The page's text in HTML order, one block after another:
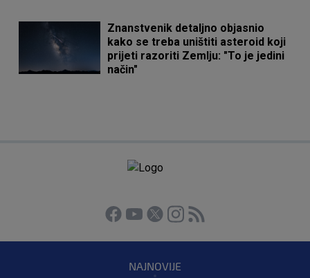
Znanstvenik detaljno objasnio
kako se treba uništiti asteroid koji
prijeti razoriti Zemlju: "To je jedini
način"
NAJNOVIJE